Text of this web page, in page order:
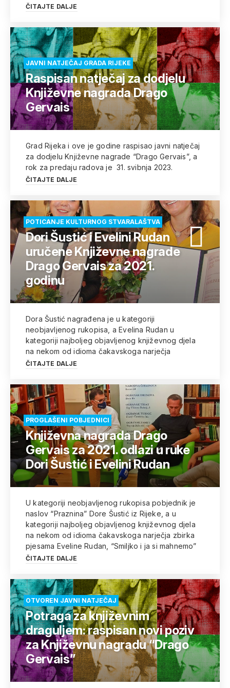
ČITAJTE DALJE
JAVNI NATJEČAJ GRADA RIJEKE
Raspisan natječaj za dodjelu
Književne nagrada Drago
Gervais
Grad Rijeka i ove je godine raspisao javni natječaj
za dodjelu Književne nagrade “Drago Gervais”, a
rok za predaju radova je 31. svibnja 2023.
ČITAJTE DALJE
POTICANJE KULTURNOG STVARALAŠTVA
Dori Šustić i Evelini Rudan
uručene Književne nagrade
Drago Gervais za 2021.
godinu
Dora Šustić nagrađena je u kategoriji
neobjavljenog rukopisa, a Evelina Rudan u
kategoriji najboljeg objavljenog književnog djela
na nekom od idioma čakavskoga narječja
ČITAJTE DALJE
PROGLAŠENI POBJEDNICI
Književna nagrada Drago
Gervais za 2021. odlazi u ruke
Dori Šustić i Evelini Rudan
U kategoriji neobjavljenog rukopisa pobjednik je
naslov “Praznina” Dore Šustić iz Rijeke, a u
kategoriji najboljeg objavljenog književnog djela
na nekom od idioma čakavskoga narječja zbirka
pjesama Eveline Rudan, “Smiljko i ja si mahnemo”
ČITAJTE DALJE
OTVOREN JAVNI NATJEČAJ
Potraga za književnim
draguljem: raspisan novi poziv
za Književnu nagradu “Drago
Gervais”